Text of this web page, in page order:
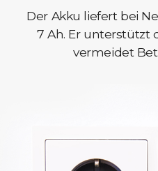
Der Akku liefert bei
7 Ah. Er unterstützt
vermeidet